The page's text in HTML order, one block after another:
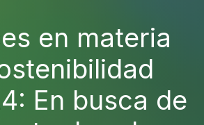
en materia
En busca de